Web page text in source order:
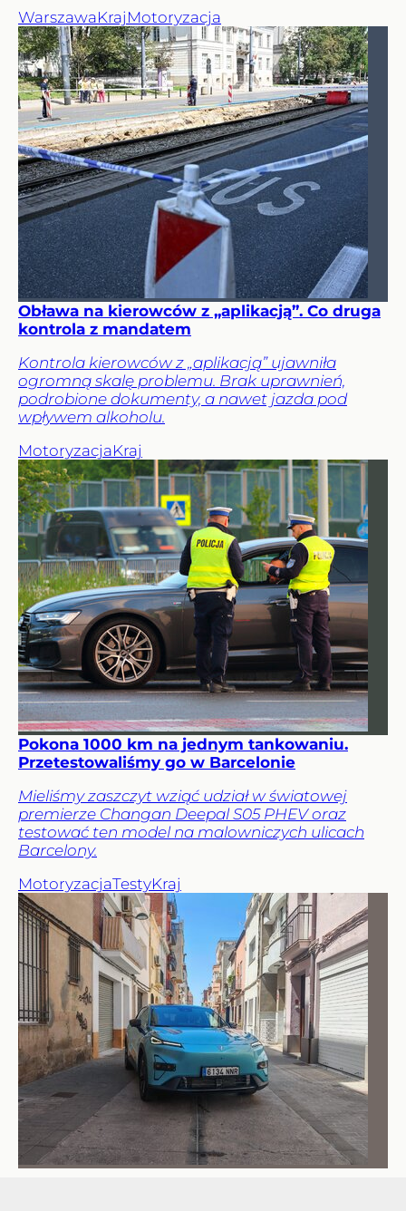
WarszawaKraj Motoryzacja
Obława na kierowców z „aplikacją”. Co druga
kontrola z mandatem
Kontrola kierowców z „aplikacją” ujawniła
ogromną skalę problemu. Brak uprawnień,
podrobione dokumenty, a nawet jazda pod
wpływem alkoholu.
MotoryzacjaKraj
Pokona 1000 km na jednym tankowaniu.
Przetestowaliśmy go w Barcelonie
Mieliśmy zaszczyt wziąć udział w światowej
premierze Changan Deepal S05 PHEV oraz
testować ten model na malowniczych ulicach
Barcelony.
MotoryzacjaTestyKraj